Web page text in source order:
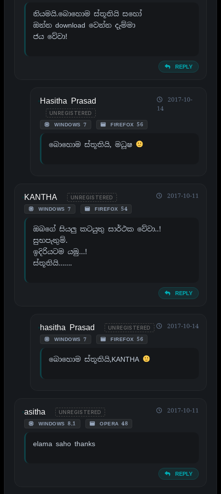
නියමයි.බොහොම ස්තූතියි සහෝ
ඔන්න download වෙන්න දැම්මා
ජය වේවා!
REPLY
Hasitha Prasad
UNREGISTERED
WINDOWS 7 FIREFOX 56
2017-10-
14
බොහොම ස්තූතියි, මධූෂ
KANTHA UNREGISTERED
WINDOWS 7 FIREFOX 54
2017-10-11
ඔබගේ සියලු කටයුතු සාර්ථක වේවා..!
සුභපැතුම්.
ඉදිරියටම යමු…!
ස්තූතියි…….
REPLY
hasitha Prasad UNREGISTERED
WINDOWS 7 FIREFOX 56
2017-10-14
බොහොම ස්තූතියි,KANTHA
asitha UNREGISTERED
WINDOWS 8.1 OPERA 48
2017-10-11
elama saho thanks
REPLY